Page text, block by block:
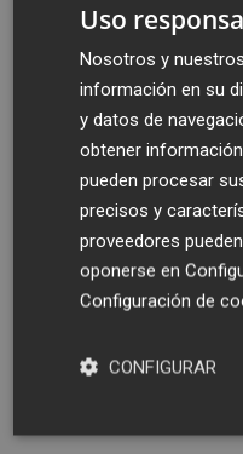
Uso
Nosotros y
información en su
y datos de
obtener
pueden procesar
precisos y
proveedores
oponerse en
Configuración de
CONFIGURAR